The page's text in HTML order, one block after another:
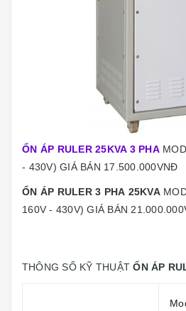
ỔN ÁP RULER 25KVA 3 PHA
- 430V) GIÁ BÁN 17.500.000VNĐ
ỔN ÁP RULER 3 PHA 25KVA
160V - 430V) GIÁ BÁN
THÔNG SỐ KỸ THUẬTỔN ÁP